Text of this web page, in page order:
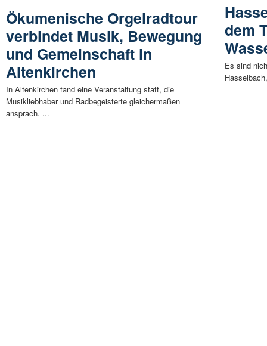
Ökumenische Orgelradtour
verbindet Musik, Bewegung
und Gemeinschaft in
Altenkirchen
In Altenkirchen fand eine Veranstaltung statt, die
Musikliebhaber und Radbegeisterte gleichermaßen
ansprach. ...
dem
Es sind